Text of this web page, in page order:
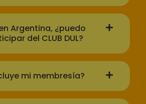
Argentina, ¿puedo
del CLUB DUL?
mi membresía?